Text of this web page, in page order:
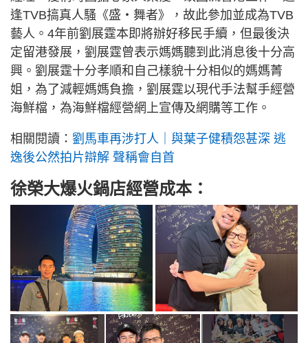
逢TVB搞真人騷《盛‧舞者》，故此參加並成為TVB
藝人。4年前劉展霆本即將辦好移民手續，但最後決
定留港發展，劉展霆曾表示媽媽聽到此消息後十分高
興。劉展霆十分孝順和自己樣貌十分相似的媽媽菁
姐，為了減輕媽媽負擔，劉展霆以現代手法幫手經營
海鮮檔，為海鮮檔經營網上宣傳及網購等工作。
相關閱讀： 劉馬車再涉打人｜與葉子健積怨甚深 逃
逸後公然拍片辯解 聲稱會自首
徐榮大爆火鍋店經營成本：